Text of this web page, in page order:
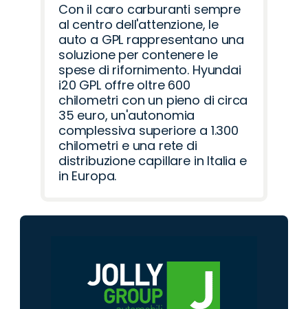
Con il caro carburanti sempre
al centro dell'attenzione, le
auto a GPL rappresentano una
soluzione per contenere le
spese di rifornimento. Hyundai
i20 GPL offre oltre 600
chilometri con un pieno di circa
35 euro, un'autonomia
complessiva superiore a 1.300
chilometri e una rete di
distribuzione capillare in Italia e
in Europa.